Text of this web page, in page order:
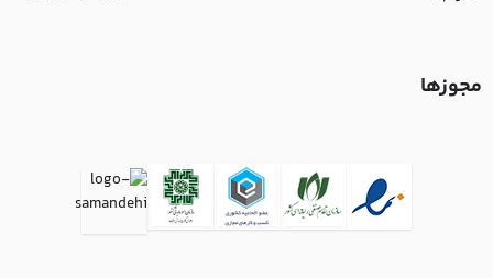
مجوزها